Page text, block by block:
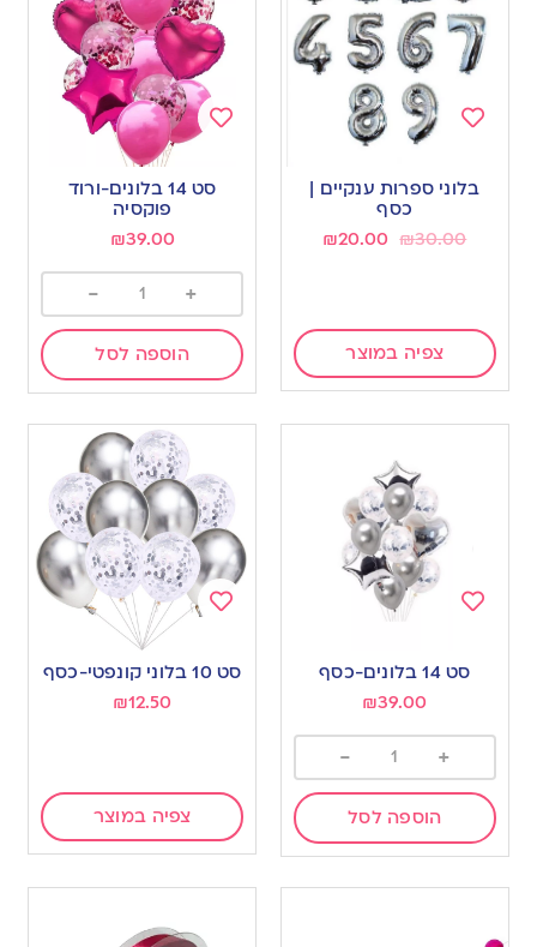
בלוני ספרות ענקיים |
כסף
₪30.00
₪20.00
צפיה במוצר
סט 14 בלונים-ורוד
פוקסיה
₪39.00
+
-
הוספה לסל
סט 14 בלונים-כסף
₪39.00
+
-
הוספה לסל
to
סט 10 בלוני קונפטי-כסף
₪12.50
צפיה במוצר